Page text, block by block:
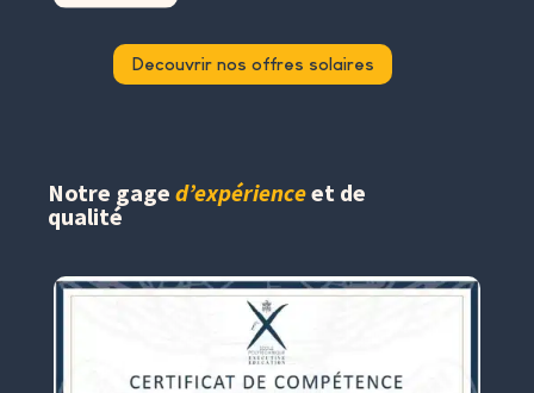
Decouvrir nos offres solaires
Notre gage d’expérienceet de
qualité